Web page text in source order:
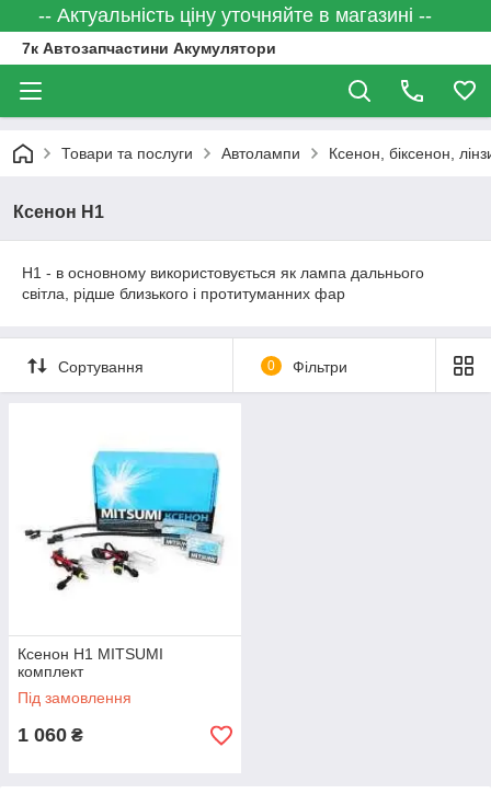
-- Актуальність ціну уточняйте в магазині --
7к Автозапчастини Акумулятори
Товари та послуги Автолампи Ксенон, біксенон,
Ксенон H1
H1 - в основному використовується як лампа дальнього
світла, рідше близького і протитуманних фар
Сортування 0 Фільтри
Ксенон Н1 MITSUMI
комплект
Під замовлення
1 060 ₴